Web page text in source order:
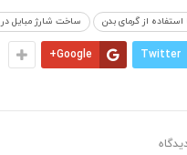
از گرمای بدن ساخت شارژ مبایل
Twitter
Google+